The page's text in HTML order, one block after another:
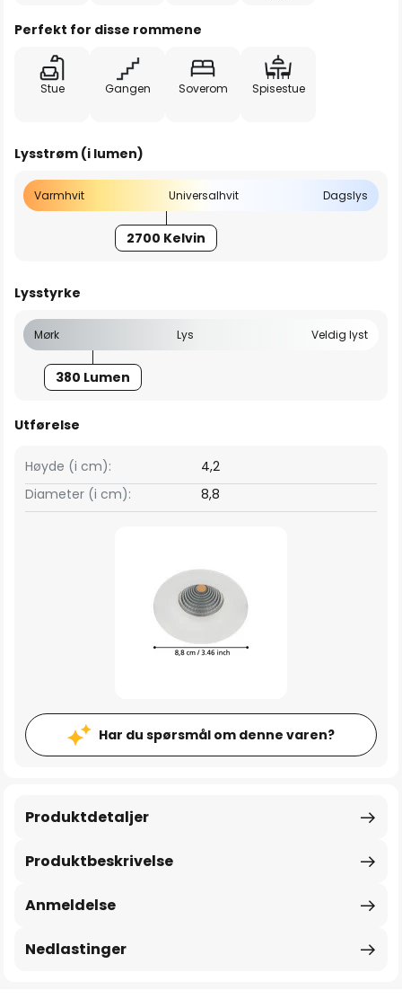
Perfekt for disse rommene
Stue Gangen Soverom Spisestue
Lysstrøm (i lumen)
Varmhvit Universalhvit Dagslys
2700 Kelvin
Lysstyrke
Mørk Lys Veldig lyst
380 Lumen
Utførelse
Høyde (i cm):
4,2
Diameter (i cm):
8,8
Har du spørsmål om denne varen?
Produktbeskrivelse
Produktdetaljer
Anmeldelse
Nedlastinger